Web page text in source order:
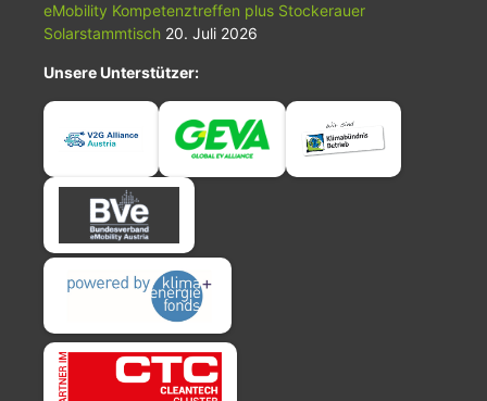
eMobility Kompetenztreffen plus Stockerauer
Solarstammtisch 20. Juli 2026
Unsere Unterstützer: